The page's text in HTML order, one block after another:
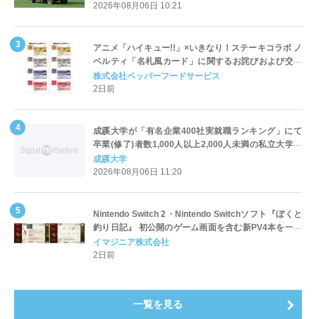
2026年08月06日 10:21
アニメ「ハイキュー!!」×いきなり！ステーキコラボ ノ
ベルティ「名札風カード」に関するお詫びおよび交換
対応についてのご案内
株式会社ペッパーフードサービス
2日前
成蹊大学が「有名企業400社実就職ランキング」にて
卒業(修了)者数1,000人以上2,000人未満の私立大学で
全国第1位を獲得！～実就職率は26.5%（前年比＋
4.3pt）に伸長、東京の私立大学でも10位にランクイン
成蹊大学
2026年08月06日 11:20
Nintendo Switch 2・Nintendo Switchソフト『ぼくと
釣り日記』 初公開のゲーム画面を含む新PV4本を一挙
公開！
イマジニア株式会社
2日前
一覧を見る